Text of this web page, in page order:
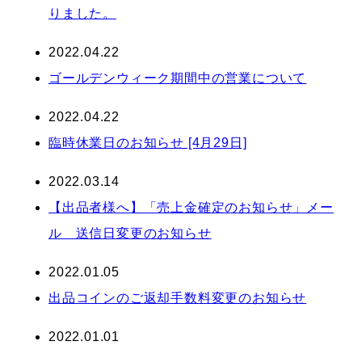
りました。
2022.04.22
ゴールデンウィーク期間中の営業について
2022.04.22
臨時休業日のお知らせ [4月29日]
2022.03.14
【出品者様へ】「売上金確定のお知らせ」メー
ル 送信日変更のお知らせ
2022.01.05
出品コインのご返却手数料変更のお知らせ
2022.01.01